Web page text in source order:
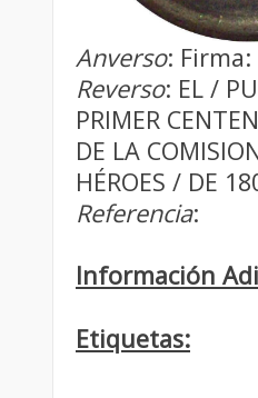
Anverso: Firma:
Reverso: EL /
PRIMER
DE LA
HÉROES / DE
Referencia:
Información
Etiquetas: